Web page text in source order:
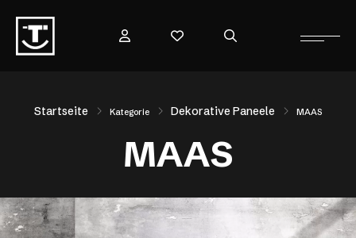
Startseite Kategorie Dekorative Paneele MAAS
MAAS